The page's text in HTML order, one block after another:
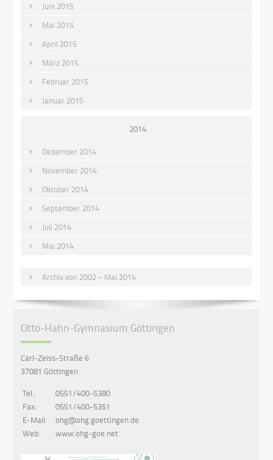
Juni 2015
Mai 2015
April 2015
März 2015
Februar 2015
Januar 2015
2014
Dezember 2014
November 2014
Oktober 2014
September 2014
Juli 2014
Mai 2014
Archiv von 2002 – Mai 2014
Otto-Hahn-Gymnasium Göttingen
Carl-Zeiss-Straße 6
37081 Göttingen
Tel.:
0551/400-5380
Fax:
0551/400-5351
E-Mail:
ohg@ohg.goettingen.de
Web:
www.ohg-goe.net